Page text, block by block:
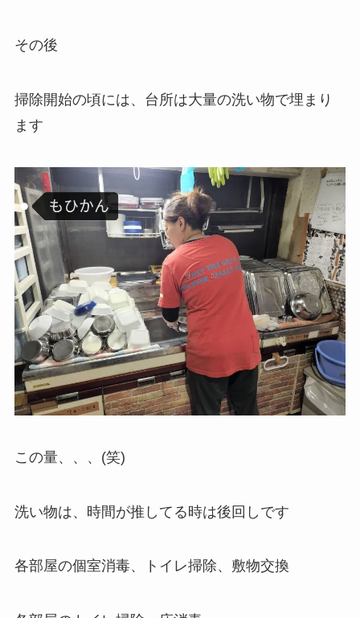
その後
掃除開始の頃には、台所は大量の洗い物で埋まり
ます
この量、、、(笑)
洗い物は、時間が推してる時は後回しです
各部屋の個室消毒、トイレ掃除、敷物交換